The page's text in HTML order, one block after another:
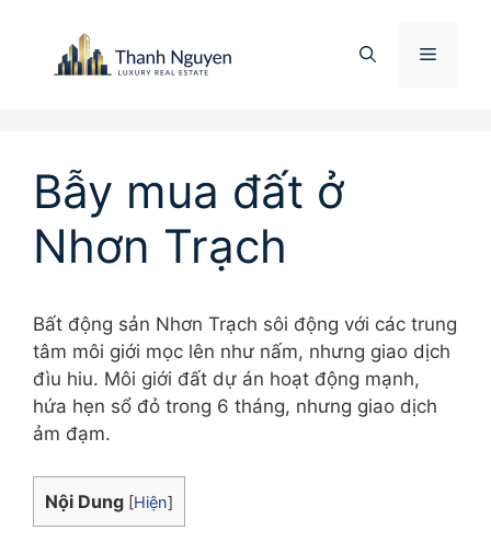
Menu
Bẫy mua đất ở
Nhơn Trạch
Bất động sản Nhơn Trạch sôi động với các trung
tâm môi giới mọc lên như nấm, nhưng giao dịch
đìu hiu. Môi giới đất dự án hoạt động mạnh,
hứa hẹn sổ đỏ trong 6 tháng, nhưng giao dịch
ảm đạm.
Nội Dung [Hiện]